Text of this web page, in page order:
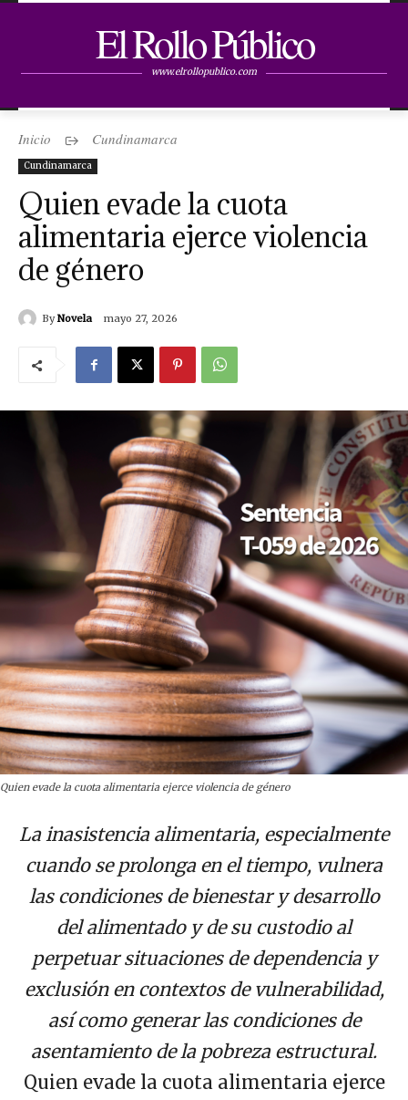
El Rollo Público
www.elrollopublico.com
Inicio Cundinamarca
Cundinamarca
Quien evade la cuota
alimentaria ejerce violencia
de género
By Novela mayo 27, 2026
Quien evade la cuota alimentaria ejerce violencia de género
La inasistencia alimentaria, especialmente
cuando se prolonga en el tiempo, vulnera
las condiciones de bienestar y desarrollo
del alimentado y de su custodio al
perpetuar situaciones de dependencia y
exclusión en contextos de vulnerabilidad,
así como generar las condiciones de
asentamiento de la pobreza estructural.
Quien evade la cuota alimentaria ejerce